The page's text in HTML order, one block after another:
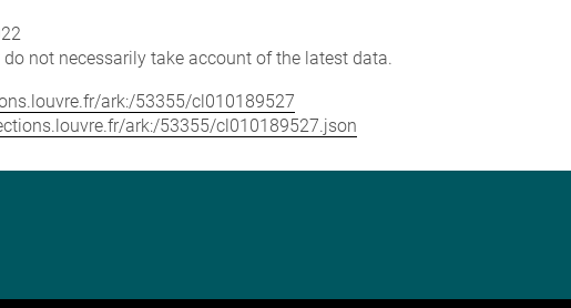
not necessarily take account of the latest data.
ark:/53355/cl010189527
ark:/53355/cl010189527.json